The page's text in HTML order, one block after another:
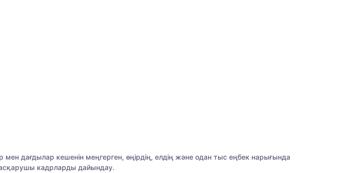
мен дағдылар кешенін меңгерген, өңірдің, елдің және одан тыс еңбек нарығында
басқарушы кадрларды дайындау.